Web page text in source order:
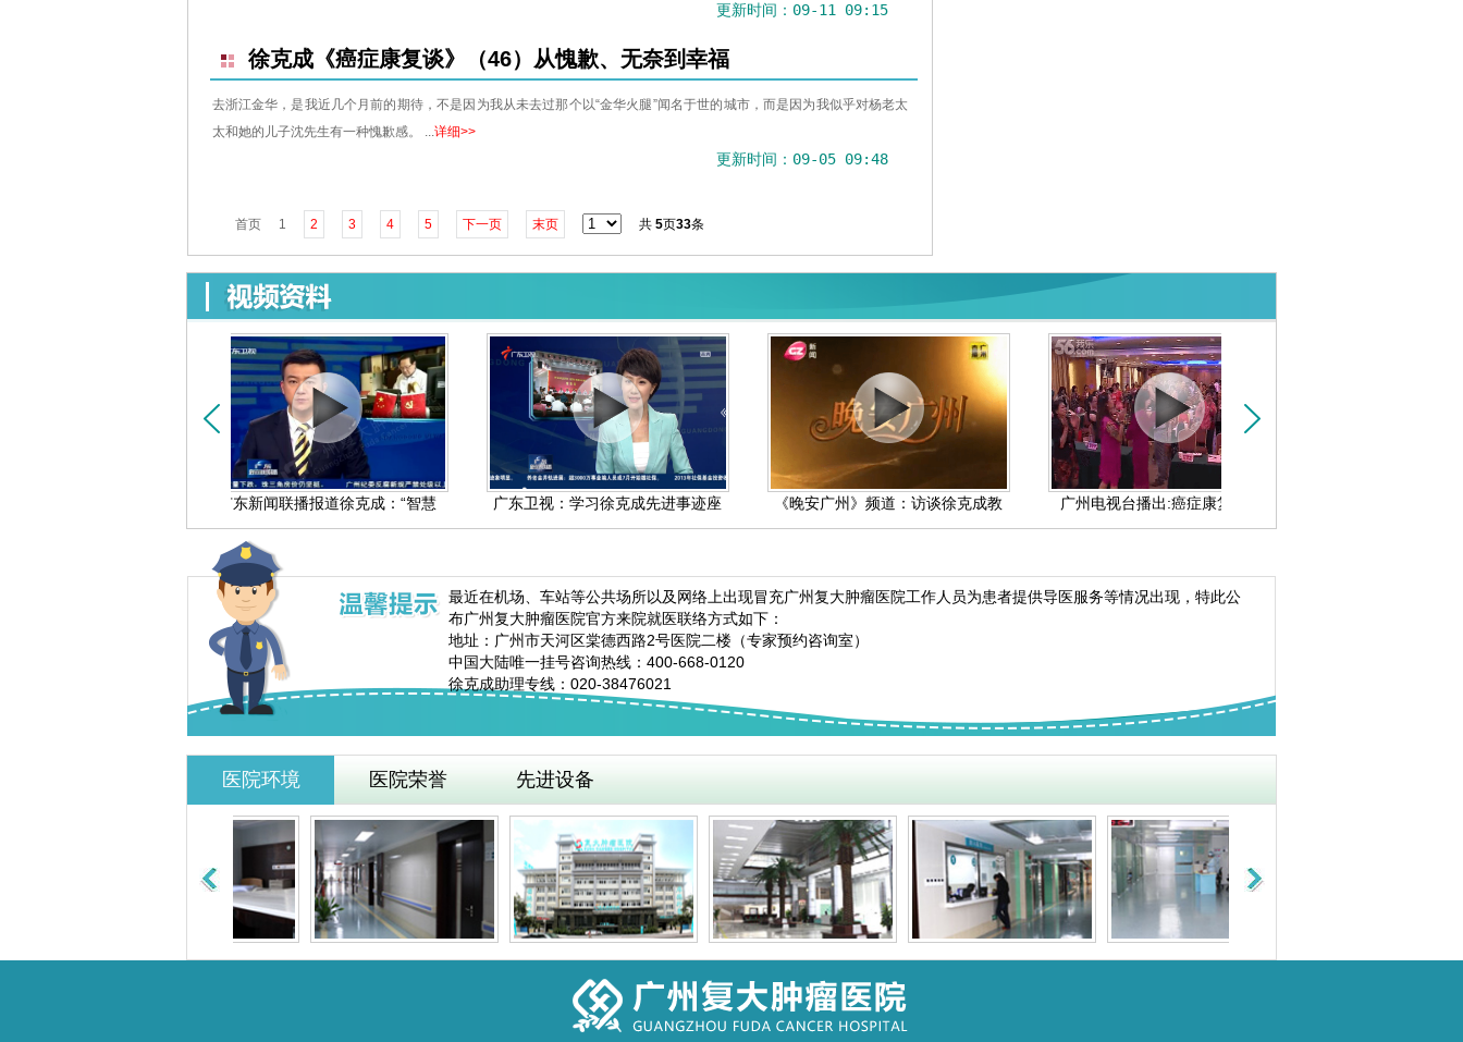
更新时间：09-11 09:15
徐克成《癌症康复谈》（46）从愧歉、无奈到幸福
去浙江金华，是我近几个月前的期待，不是因为我从未去过那个以“金华火腿”闻名于世的城市，而是因为我似乎对杨老太
太和她的儿子沈先生有一种愧歉感。 ...详细>>
更新时间：09-05 09:48
首页 1 2 3 4 5 下一页 末页 共 5页33条
广东新闻联播报道徐克成：“智慧 广东卫视：学习徐克成先进事迹座 《晚安广州》频道：访谈徐克成教 广州电视台播出:癌症康复协会挂
最近在机场、车站等公共场所以及网络上出现冒充广州复大肿瘤医院工作人员为患者提供导医服务等情况出现，特此公
布广州复大肿瘤医院官方来院就医联络方式如下：
地址：广州市天河区棠德西路2号医院二楼（专家预约咨询室）
中国大陆唯一挂号咨询热线：400-668-0120
徐克成助理专线：020-38476021
医院环境 医院荣誉 先进设备